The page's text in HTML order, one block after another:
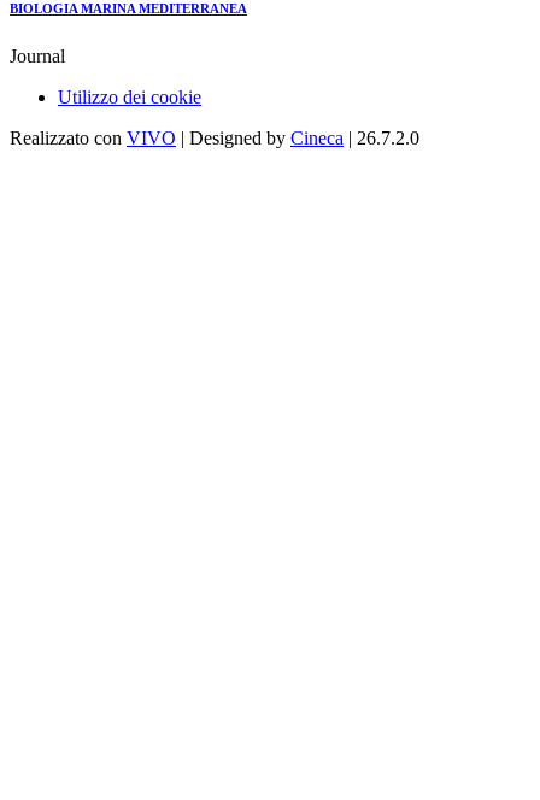
BIOLOGIA MARINA MEDITERRANEA
Journal
Utilizzo dei cookie
Realizzato con VIVO | Designed by Cineca | 26.7.2.0